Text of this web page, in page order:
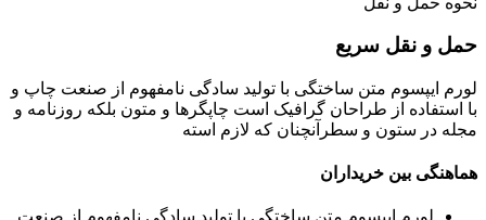
حمل و نقل سریع
لورم ایپسوم متن ساختگی با تولید سادگی نامفهوم از صنعت چاپ و
با استفاده از طراحان گرافیک است چاپگرها و متون بلکه روزنامه و
مجله در ستون و سطرآنچنان که لازم استه
هماهنگی بین خریداران